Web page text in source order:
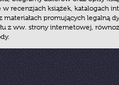
w recenzjach książek, katalogach
materiałach promujących legalną
z ww. strony internetowej,